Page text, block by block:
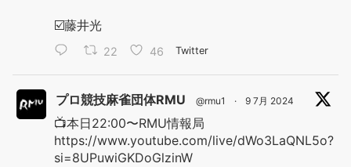
☑️藤井光
22 46 Twitter
プロ競技麻雀団体RMU @rmu1 · 9 7月 2024
📺本日22:00〜RMU情報局
https://www.youtube.com/live/dWo3LaQNL5o?
si=8UPuwiGKDoGlzinW